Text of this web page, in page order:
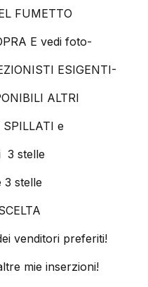
FUMETTO
E vedi foto-
ESIGENTI-
ALTRI
e
3 stelle
3 stelle
venditori preferiti!
mie inserzioni!